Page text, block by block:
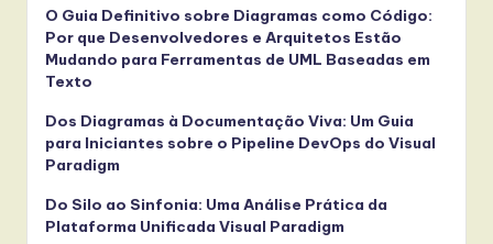
O Guia Definitivo sobre Diagramas como Código:
Por que Desenvolvedores e Arquitetos Estão
Mudando para Ferramentas de UML Baseadas em
Texto
Dos Diagramas à Documentação Viva: Um Guia
para Iniciantes sobre o Pipeline DevOps do Visual
Paradigm
Do Silo ao Sinfonia: Uma Análise Prática da
Plataforma Unificada Visual Paradigm